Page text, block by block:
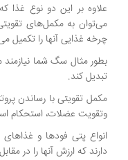
علاوه بر این دو نوع غذا
می‌توان به مکمل‌های
چرخه غذایی آنها را تکمیل
بطور مثال سگ شما
تبدیل کند.
مکمل تقویتی با رساندن
وتقویت عضلات، استحکام
انواع پتی فودها و
دارند که ارزش آنها را در